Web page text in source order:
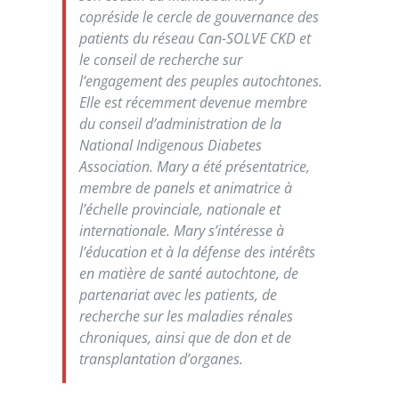
copréside le cercle de gouvernance des
patients du réseau Can-SOLVE CKD et
le conseil de recherche sur
l’engagement des peuples autochtones.
Elle est récemment devenue membre
du conseil d’administration de la
National Indigenous Diabetes
Association. Mary a été présentatrice,
membre de panels et animatrice à
l’échelle provinciale, nationale et
internationale. Mary s’intéresse à
l’éducation et à la défense des intérêts
en matière de santé autochtone, de
partenariat avec les patients, de
recherche sur les maladies rénales
chroniques, ainsi que de don et de
transplantation d’organes.